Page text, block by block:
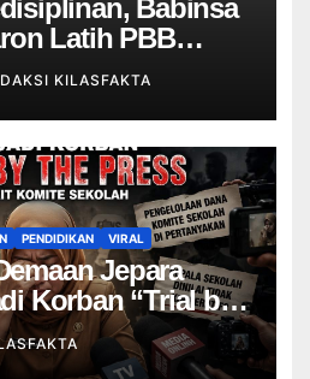
Babinsa
Latih PBB
NgawiKILASFAKTA
PENDIDIKAN VIRAL
Jepara
Korban “Trial by
Oknum Mengaku